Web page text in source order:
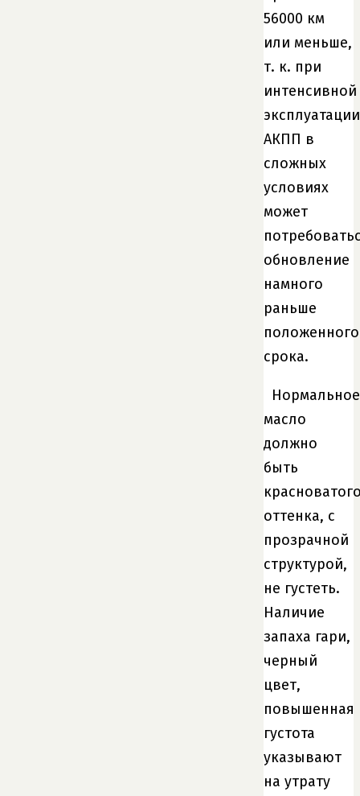
56000 км
или меньше,
т. к. при
интенсивной
эксплуатации
АКПП в
сложных
условиях
может
обновление
намного
раньше
положенного
срока.
Нормальное
масло
должно
быть
оттенка, с
прозрачной
структурой,
не густеть.
Наличие
запаха гари,
черный
цвет,
повышенная
густота
указывают
на утрату